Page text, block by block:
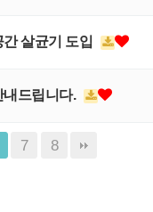
살균기 도입
내드립니다.
7 8